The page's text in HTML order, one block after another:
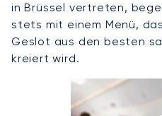
in Brüssel vertreten,
stets mit einem Menü,
Geslot aus den besten
kreiert wird.